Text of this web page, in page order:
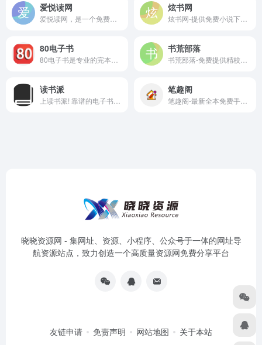
爱悦读网 炫书网
80电子书 书荒部落
读书派 笔趣阁
晓晓资源网 - 集网址、资源、小程序、公众号于一体的网址导
航资源站点，致力创造一个高质量资源网免费分享平台
友链申请 免责声明 网站地图 关于本站